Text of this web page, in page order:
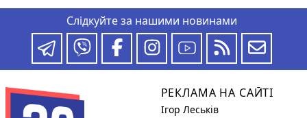
Слідкуйте за нашими новинами
РЕКЛАМА НА САЙТІ
Ігор Леськів